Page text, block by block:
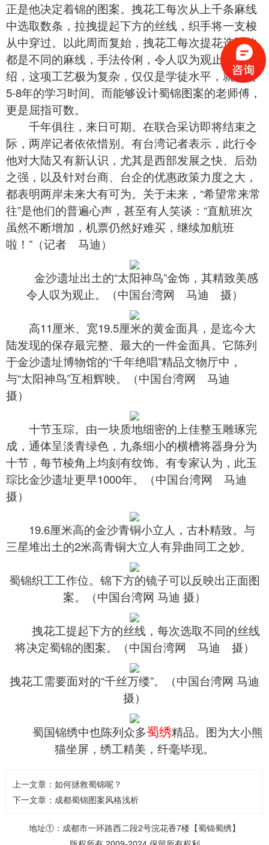
正是他决定着锦的图案。拽花工每次从上千条麻线
中选取数条，拉拽提起下方的丝线，织手将一支梭
从中穿过。以此周而复始，拽花工每次提花选取的
都是不同的麻线，手法伶俐，令人叹为观止。据介
绍，这项工艺极为复杂，仅仅是学徒水平，就需要
5-8年的学习时间。而能够设计蜀锦图案的老师傅，
更是屈指可数。
千年俱往，来日可期。在联合采访即将结束之
际，两岸记者依依惜别。有台湾记者表示，此行令
他对大陆又有新认识，尤其是西部发展之快、后劲
之强，以及针对台商、台企的优惠政策力度之大，
都表明两岸未来大有可为。关于未来，“希望常来常
往”是他们的普遍心声，甚至有人笑谈：“直航班次
虽然不断增加，机票仍然好难买，继续加航班
啦！”（记者 马迪）
金沙遗址出土的“太阳神鸟”金饰，其精致美感
令人叹为观止。（中国台湾网 马迪 摄）
高11厘米、宽19.5厘米的黄金面具，是迄今大
陆发现的保存最完整、最大的一件金面具。它陈列
于金沙遗址博物馆的“千年绝唱”精品文物厅中，
与“太阳神鸟”互相辉映。（中国台湾网 马迪
摄）
十节玉琮。由一块质地细密的上佳整玉雕琢完
成，通体呈淡青绿色，九条细小的横槽将器身分为
十节，每节棱角上均刻有纹饰。有专家认为，此玉
琮比金沙遗址更早1000年。（中国台湾网 马迪
摄）
19.6厘米高的金沙青铜小立人，古朴精致。与
三星堆出土的2米高青铜大立人有异曲同工之妙。
蜀锦织工工作位。锦下方的镜子可以反映出正面图
案。（中国台湾网 马迪 摄）
拽花工提起下方的丝线，每次选取不同的丝线
将决定蜀锦的图案。（中国台湾网 马迪 摄）
拽花工需要面对的“千丝万缕”。（中国台湾网 马迪
摄）
蜀国锦绣中也陈列众多蜀绣精品。图为大小熊
猫坐屏，绣工精美，纤毫毕现。
上一文章： 如何拯救蜀锦呢？
下一文章： 成都蜀锦图案风格浅析
地址①：成都市一环路西二段2号浣花香7楼【蜀锦蜀绣】